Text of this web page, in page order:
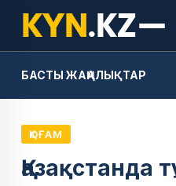
БАСТЫ ЖАҢАЛЫҚТАР
ҚОҒАМ